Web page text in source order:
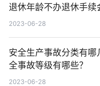
退休年龄不办退休手续
2023-06-28
安全生产事故分类有哪
全事故等级有哪些？
2023-06-28